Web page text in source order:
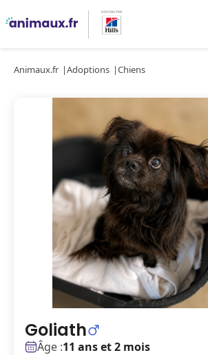
Animaux.fr Adoptions Chiens
Goliath
Âge :11 ans et 2 mois